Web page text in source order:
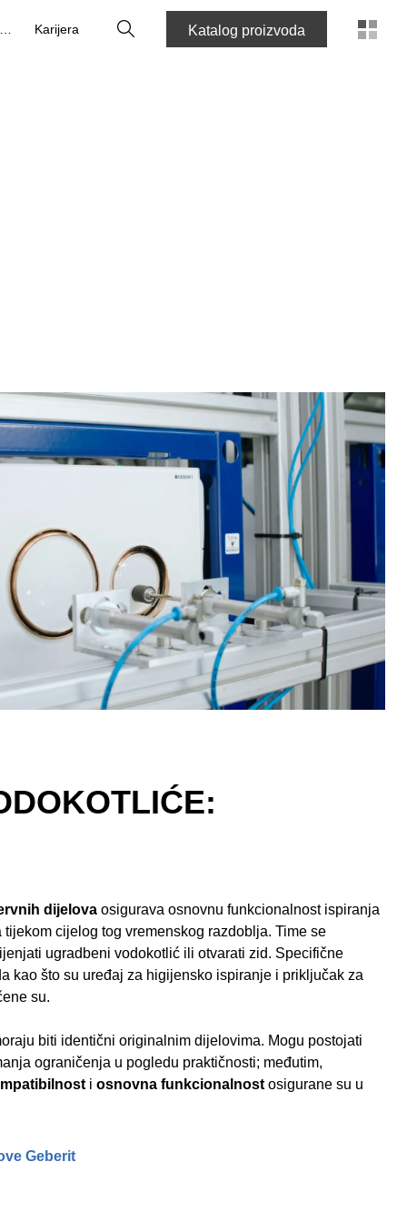
Karijera PretražiKatalog proizvoda
dijelova osigurava osnovnu funkcionalnost ispiranja
cijelog tog vremenskog razdoblja. Time se
ugradbeni vodokotlić ili otvarati zid. Specifične
kao što su uređaj za higijensko ispiranje i priključak za
su.
biti identični originalnim dijelovima. Mogu postojati
ograničenja u pogledu praktičnosti; međutim,
i osnovna funkcionalnost osigurane su u
Geberit